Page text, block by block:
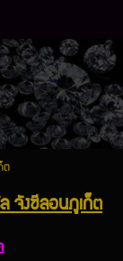
ต
จังซีลอนภูเก็ต